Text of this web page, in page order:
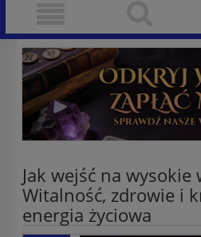
Jak wejść na wysokie
Witalność, zdrowie i
energia życiowa